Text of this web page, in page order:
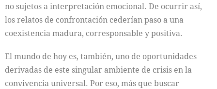
no sujetos a interpretación emocional. De ocurrir así,
los relatos de confrontación cederían paso a una
coexistencia madura, corresponsable y positiva.
El mundo de hoy es, también, uno de oportunidades
derivadas de este singular ambiente de crisis en la
convivencia universal. Por eso, más que buscar